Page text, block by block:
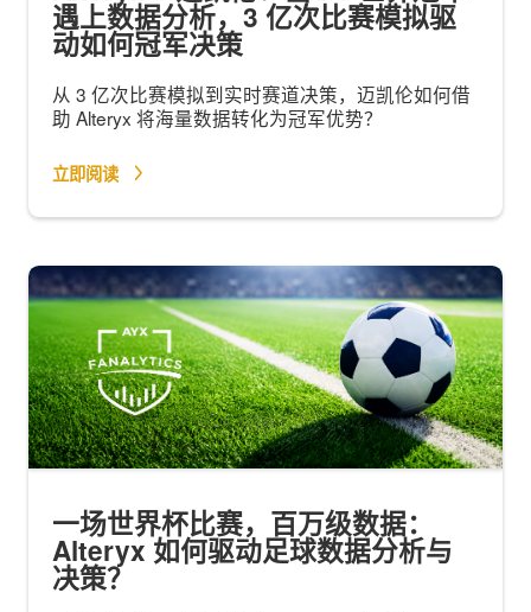
遇上数据分析，3 亿次比赛模拟驱
动如何冠军决策
从 3 亿次比赛模拟到实时赛道决策，迈凯伦如何借
助 Alteryx 将海量数据转化为冠军优势？
立即阅读
一场世界杯比赛，百万级数据：
Alteryx 如何驱动足球数据分析与
决策？